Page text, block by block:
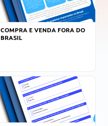
COMPRA E VENDA FORA DO
BRASIL